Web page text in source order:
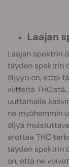
Laajan
Laajan spektrin
täyden spektrin
öljyyn on, ettei
viitteitä
uuttamalla
ne myöhemmin
öljyä
erottaa THC
täyden spektrin
on, että ne